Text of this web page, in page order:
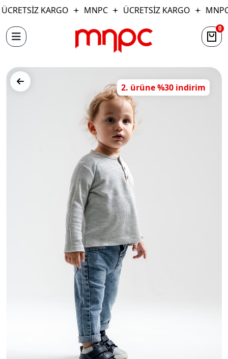
KARGO MNPC ÜCRETSİZ KARGO MNPC
0
2. ürüne %30 indirim